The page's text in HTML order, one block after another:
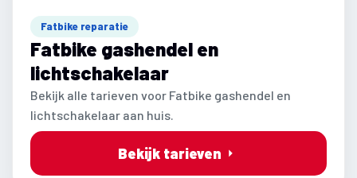
Fatbike reparatie
Fatbike gashendel en
lichtschakelaar
Bekijk alle tarieven voor Fatbike gashendel en
lichtschakelaar aan huis.
Bekijk tarieven